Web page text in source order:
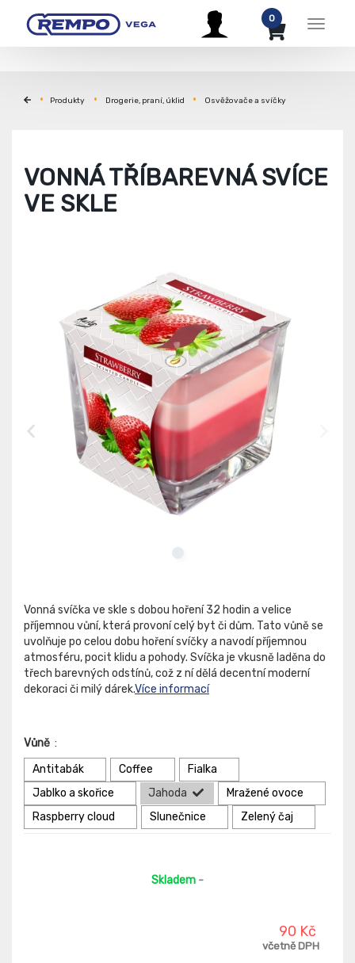
Menu
0
Produkty Drogerie, praní, úklid Osvěžovače a svíčky
VONNÁ TŘÍBAREVNÁ SVÍCE
VE SKLE
Vonná svíčka ve skle s dobou hoření 32 hodin a velice
příjemnou vůní, která provoní celý byt či dům. Tato vůně se
uvolňuje po celou dobu hoření svíčky a navodí příjemnou
atmosféru, pocit klidu a pohody. Svíčka je vkusně laděna do
třech barevných odstínů, což z ní dělá decentní moderní
dekoraci či milý dárek.Více informací
Vůně :
Antitabák
Coffee
Fialka
Jablko a skořice
Jahoda
Mražené ovoce
Raspberry cloud
Slunečnice Zelený čaj
Skladem -
90 Kč
včetně DPH